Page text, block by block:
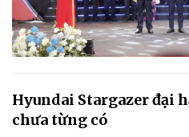
Hyundai Stargazer đại
chưa từng có